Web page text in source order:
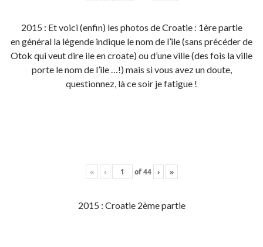
2015 : Et voici (enfin) les photos de Croatie : 1ère partie
en général la légende indique le nom de l’ile (sans précéder de
Otok qui veut dire ile en croate) ou d’une ville (des fois la ville
porte le nom de l’ile …!) mais si vous avez un doute,
questionnez, là ce soir je fatigue !
« ‹ of44 › »
2015 : Croatie 2ème partie